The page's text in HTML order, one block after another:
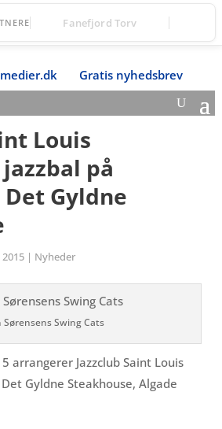
Fanefjord Torv
Gratis nyhedsbrev
Louis
på
Gyldne
| Nyheder
Sørensens Swing Cats
arrangerer Jazzclub Saint Louis
Gyldne Steakhouse, Algade